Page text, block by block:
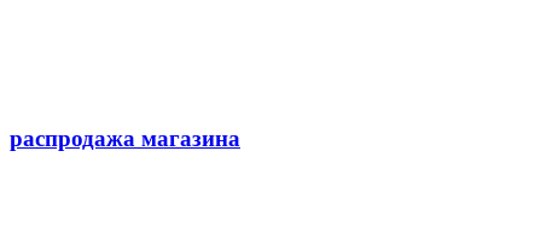
распродажа магазина